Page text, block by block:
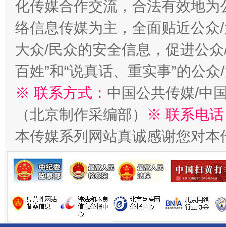
千年窑火 生生不息 一
揭开“小金库”的免责幌子
化传媒合作交流，合法有效地
络信息传媒为主，全面贴近公
大众/民众的安全信息，促进公
百姓”和“说真话、重实事”的公
※ 联系方式： 中国公共传媒/中
（北京制作采编部）
※ 联系电
本传媒系列网站真诚感谢您对